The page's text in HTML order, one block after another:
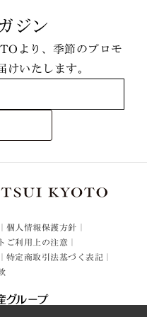
ジン
より、季節のプロモ
けいたします。
個人情報保護方針
ご利用上の注意
特定商取引法基づく表記